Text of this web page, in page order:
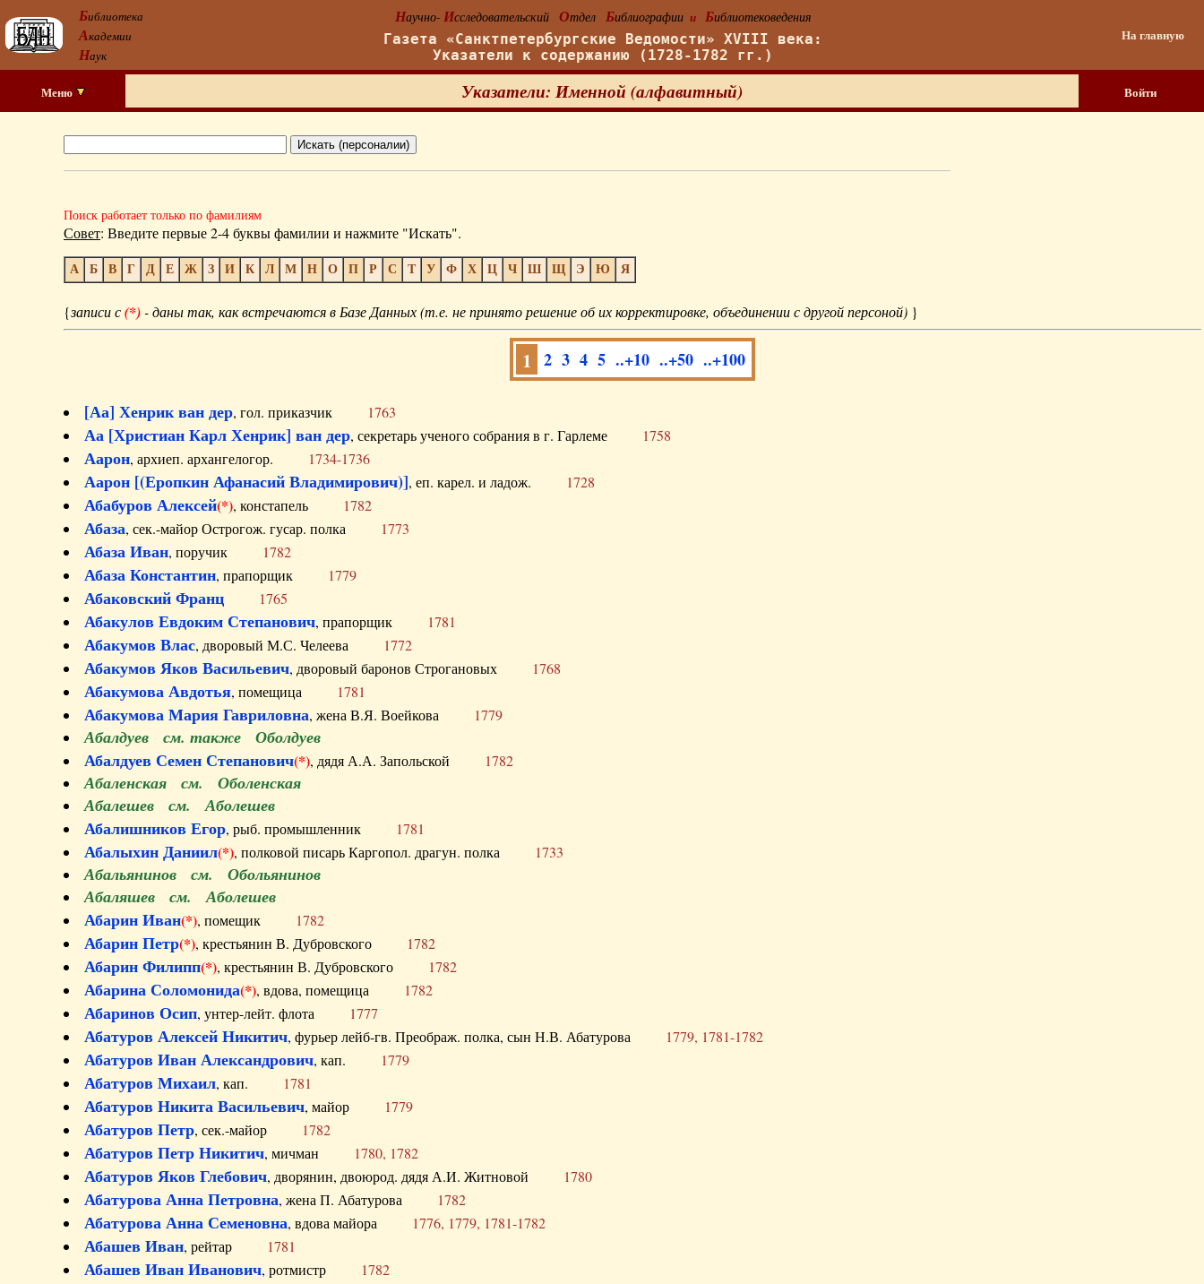
Библиотека
Академии
Наук
Научно- Исследовательский Отдел Библиографии и Библиотековедения
Газета «Санктпетербургские Ведомости» XVIII века:
Указатели к содержанию (1728-1782 гг.)
На главную
Меню Указатели: Именной (алфавитный) Войти
Поиск работает только по фамилиям
Совет: Введите первые 2-4 буквы фамилии и нажмите "Искать".
А Б В Г Д Е Ж З И К Л М Н О П Р С Т У Ф Х Ц Ч Ш Щ Э Ю Я
{записи с(*)- даны так, как встречаются в Базе Данных (т.е. не принято решение об их корректировке, объединении с другой персоной) }
1 2 3 4 5 ..+10 ..+50 ..+100
[Аа] Хенрик ван дер, гол. приказчик 1763
Аа [Христиан Карл Хенрик] ван дер, секретарь ученого собрания в г. Гарлеме 1758
Аарон, архиеп. архангелогор. 1734-1736
Аарон [(Еропкин Афанасий Владимирович)], еп. карел. и ладож. 1728
Абабуров Алексей(*), констапель 1782
Абаза, сек.-майор Острогож. гусар. полка 1773
Абаза Иван, поручик 1782
Абаза Константин, прапорщик 1779
Абаковский Франц 1765
Абакулов Евдоким Степанович, прапорщик 1781
Абакумов Влас, дворовый М.С. Челеева 1772
Абакумов Яков Васильевич, дворовый баронов Строгановых 1768
Абакумова Авдотья, помещица 1781
Абакумова Мария Гавриловна, жена В.Я. Воейкова 1779
Абалдуев см. также Оболдуев
Абалдуев Семен Степанович(*), дядя А.А. Запольской 1782
Абаленская см. Оболенская
Абалешев см. Аболешев
Абалишников Егор, рыб. промышленник 1781
Абалыхин Даниил(*), полковой писарь Каргопол. драгун. полка 1733
Абальянинов см. Обольянинов
Абаляшев см. Аболешев
Абарин Иван(*), помещик 1782
Абарин Петр(*), крестьянин В. Дубровского 1782
Абарин Филипп(*), крестьянин В. Дубровского 1782
Абарина Соломонида(*), вдова, помещица 1782
Абаринов Осип, унтер-лейт. флота 1777
Абатуров Алексей Никитич, фурьер лейб-гв. Преображ. полка, сын Н.В. Абатурова 1779, 1781-1782
Абатуров Иван Александрович, кап. 1779
Абатуров Михаил, кап. 1781
Абатуров Никита Васильевич, майор 1779
Абатуров Петр, сек.-майор 1782
Абатуров Петр Никитич, мичман 1780, 1782
Абатуров Яков Глебович, дворянин, двоюрод. дядя А.И. Житновой 1780
Абатурова Анна Петровна, жена П. Абатурова 1782
Абатурова Анна Семеновна, вдова майора 1776, 1779, 1781-1782
Абашев Иван, рейтар 1781
Абашев Иван Иванович, ротмистр 1782